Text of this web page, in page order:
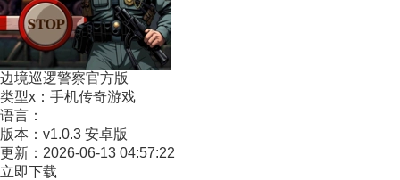
边境巡逻警察官方版
类型x： 手机传奇游戏
语言：
版本： v1.0.3 安卓版
更新： 2026-06-13 04:57:22
立即下载